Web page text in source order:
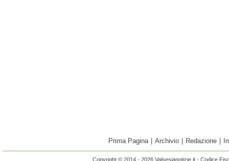
Prima Pagina Archivio Redazione
Copyright © 2014 - 2026 Valsesianotizie.it - Codice